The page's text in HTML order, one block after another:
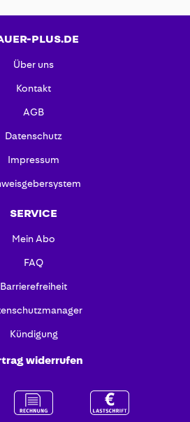
PLUS.DE
Über uns
Kontakt
AGB
Datenschutz
Impressum
SERVICE
Mein Abo
FAQ
Barrierefreiheit
Kündigung
widerrufen